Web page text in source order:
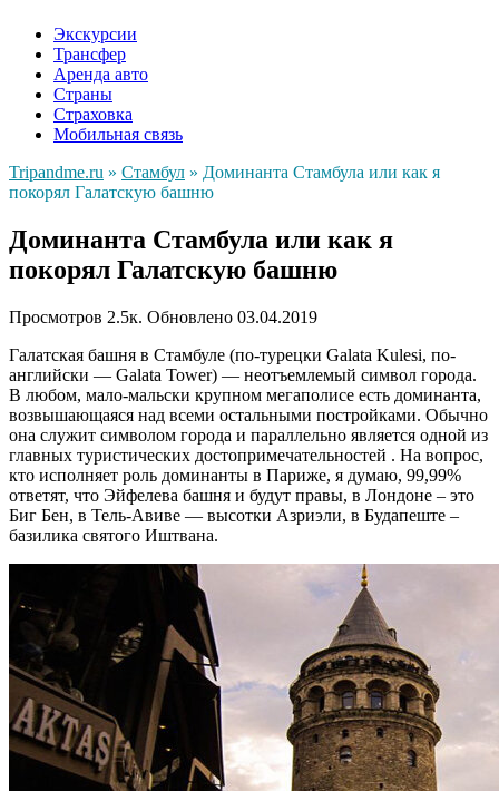
Экскурсии
Трансфер
Аренда авто
Страны
Страховка
Мобильная связь
Tripandme.ru » Стамбул » Доминанта Стамбула или как я
покорял Галатскую башню
Доминанта Стамбула или как я
покорял Галатскую башню
Просмотров 2.5к. Обновлено 03.04.2019
Галатская башня в Стамбуле (по-турецки Galata Kulesi, по-
английски — Galata Tower) — неотъемлемый символ города.
В любом, мало-мальски крупном мегаполисе есть доминанта,
возвышающаяся над всеми остальными постройками. Обычно
она служит символом города и параллельно является одной из
главных туристических достопримечательностей . На вопрос,
кто исполняет роль доминанты в Париже, я думаю, 99,99%
ответят, что Эйфелева башня и будут правы, в Лондоне – это
Биг Бен, в Тель-Авиве — высотки Азриэли, в Будапеште –
базилика святого Иштвана.